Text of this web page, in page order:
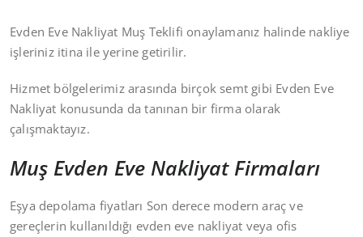
Evden Eve Nakliyat Muş Teklifi onaylamanız halinde nakliye
işleriniz itina ile yerine getirilir.
Hizmet bölgelerimiz arasında birçok semt gibi Evden Eve
Nakliyat konusunda da tanınan bir firma olarak
çalışmaktayız.
Muş Evden Eve Nakliyat Firmaları
Eşya depolama fiyatları Son derece modern araç ve
gereçlerin kullanıldığı evden eve nakliyat veya ofis